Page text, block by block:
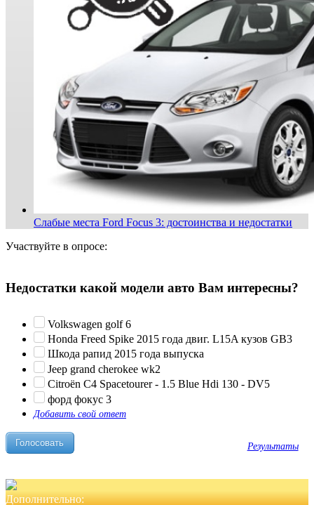
Слабые места Ford Focus 3: достоинства и недостатки
Участвуйте в опросе:
Недостатки какой модели авто Вам интересны?
Volkswagen golf 6
Honda Freed Spike 2015 года двиг. L15A кузов GB3
Шкода рапид 2015 года выпуска
Jeep grand cherokee wk2
Citroën C4 Spacetourer - 1.5 Blue Hdi 130 - DV5
форд фокус 3
Добавить свой ответ
Результаты
Дополнительно: